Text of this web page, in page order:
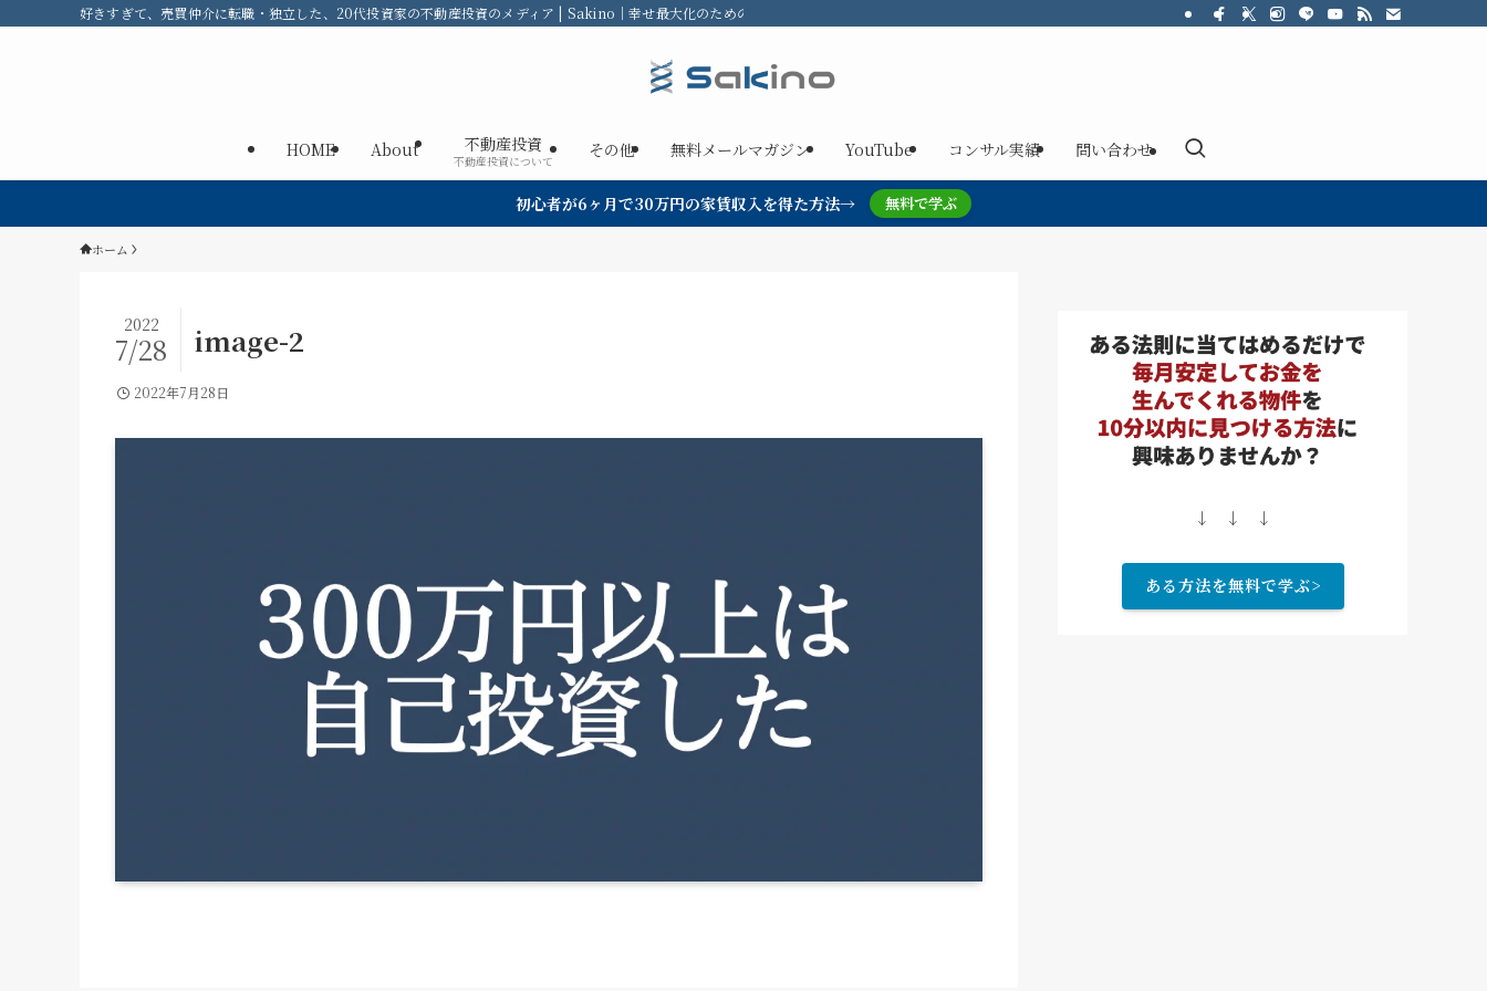
好きすぎて、売買仲介に転職・独立した、20代投資家の不動産投資のメディア | Sakino｜幸せ最大化のための不動産投資
HOME About 不動産投資
不動産投資について
その他 無料メールマガジン YouTube コンサル実績 問い合わせ
初心者が6ヶ月で30万円の家賃収入を得た方法→ 無料で学ぶ
ホーム
image-2
2022
7/28
2022年7月28日
↓ ↓ ↓
ある方法を無料で学ぶ>